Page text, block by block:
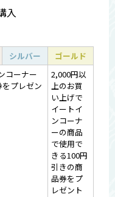
入
シルバー
ゴールド
コーナー
プレゼン
2,000円以
上のお買
い上げで
イートイ
ンコーナ
ーの商品
で使用で
きる100円
引きの商
品券をプ
レゼント